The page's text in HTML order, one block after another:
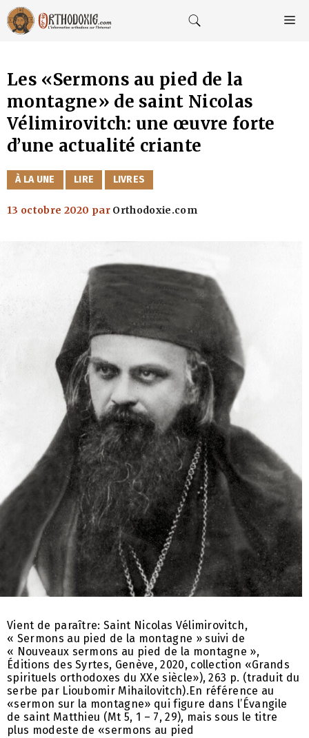
Aller
au
contenu
Les «Sermons au pied de la
montagne» de saint Nicolas
Vélimirovitch: une œuvre forte
d’une actualité criante
CATÉGORIES
À LA UNE LIRE LIVRES
13 octobre 2020 par Orthodoxie.com
Vient de paraître: Saint Nicolas Vélimirovitch,
« Sermons au pied de la montagne » suivi de
« Nouveaux sermons au pied de la montagne »,
Éditions des Syrtes, Genève, 2020, collection «Grands
spirituels orthodoxes du XXe siècle»), 263 p. (traduit du
serbe par Lioubomir Mihailovitch).En référence au
«sermon sur la montagne» qui figure dans l’Évangile
de saint Matthieu (Mt 5, 1 – 7, 29), mais sous le titre
plus modeste de «sermons au pied